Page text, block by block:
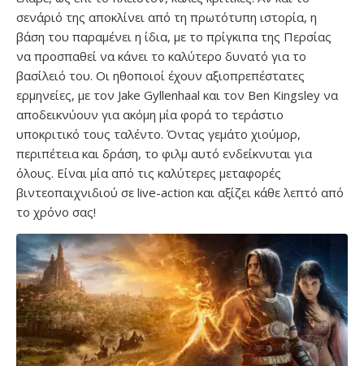
σενάριό της αποκλίνει από τη πρωτότυπη ιστορία, η
βάση του παραμένει η ίδια, με το πρίγκιπα της Περσίας
να προσπαθεί να κάνει το καλύτερο δυνατό για το
βασίλειό του. Οι ηθοποιοί έχουν αξιοπρεπέστατες
ερμηνείες, με τον Jake Gyllenhaal και τον Ben Kingsley να
αποδεικνύουν για ακόμη μία φορά το τεράστιο
υποκριτικό τους ταλέντο. Όντας γεμάτο χιούμορ,
περιπέτεια και δράση, το φιλμ αυτό ενδείκνυται για
όλους. Είναι μία από τις καλύτερες μεταφορές
βιντεοπαιχνιδιού σε live-action και αξίζει κάθε λεπτό από
το χρόνο σας!